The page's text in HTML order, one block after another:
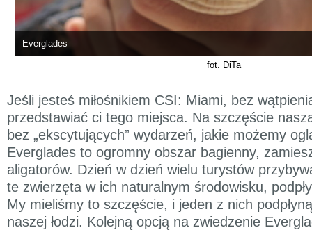
Everglades
fot. DiTa
Jeśli jesteś miłośnikiem CSI: Miami, bez
przedstawiać ci tego miejsca. Na szczęście
bez „ekscytujących” wydarzeń, jakie możemy
Everglades to ogromny obszar bagienny,
aligatorów. Dzień w dzień wielu turystów
te zwierzęta w ich naturalnym środowisku,
My mieliśmy to szczęście, i jeden z nich
naszej łodzi. Kolejną opcją na zwiedzenie